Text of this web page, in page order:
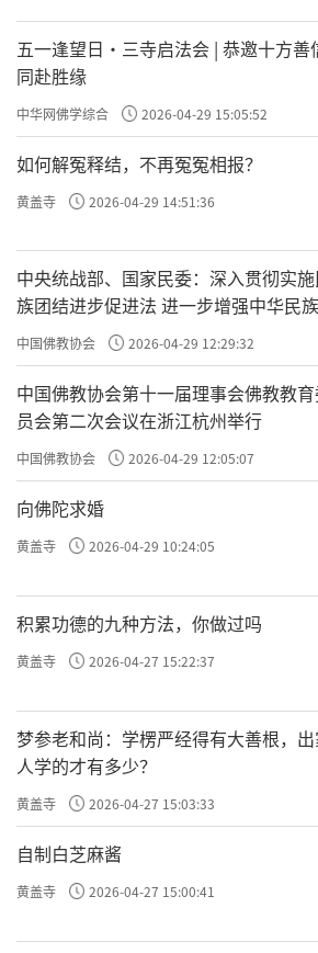
问，欢迎留言交流，我们也会
容，陪伴大家一起在生活中践
五一逢望日・三寺启法会 | 恭邀十方善
同赴胜缘
中华网佛学综合 2026-04-29 15:05:52
如何解冤释结，不再冤冤相报？
黄盖寺 2026-04-29 14:51:36
中央统战部、国家民委：深入贯彻实
族团结进步促进法 进一步增强中华民
聚力向心力
中国佛教协会 2026-04-29 12:29:32
中国佛教协会第十一届理事会佛教教
员会第二次会议在浙江杭州举行
中国佛教协会 2026-04-29 12:05:07
向佛陀求婚
黄盖寺 2026-04-29 10:24:05
积累功德的九种方法，你做过吗
黄盖寺 2026-04-27 15:22:37
梦参老和尚：学楞严经得有大善根，
人学的才有多少？
黄盖寺 2026-04-27 15:03:33
自制白芝麻酱
黄盖寺 2026-04-27 15:00:41